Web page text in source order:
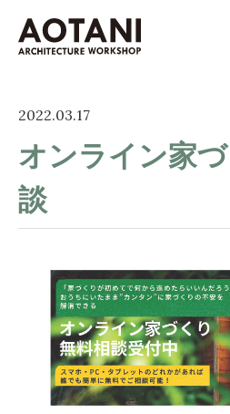
新築・移住・別荘・リノ
お考えの方へ
施工事例
イベント
よくある質問
ライブラリー
2022.03.17
オンライン家
談